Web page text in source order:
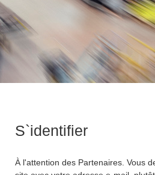
S`identifier
À l'attention des Partenaires. Vous